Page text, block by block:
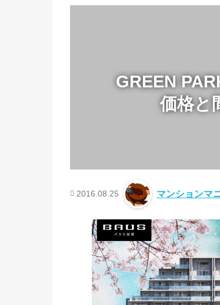
GREEN
価格と
2016.08.25 マンションマ